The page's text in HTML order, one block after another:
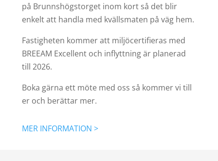
på Brunnshögstorget inom kort så det blir
enkelt att handla med kvällsmaten på väg hem.
Fastigheten kommer att miljöcertifieras med
BREEAM Excellent och inflyttning är planerad
till 2026.
Boka gärna ett möte med oss så kommer vi till
er och berättar mer.
MER INFORMATION >